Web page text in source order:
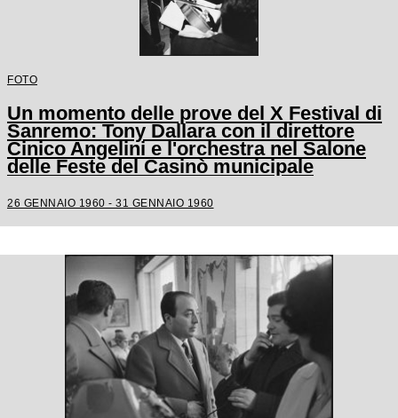
FOTO
Un momento delle prove del X Festival di
Sanremo: Tony Dallara con il direttore
Cinico Angelini e l'orchestra nel Salone
delle Feste del Casinò municipale
26 GENNAIO 1960 - 31 GENNAIO 1960